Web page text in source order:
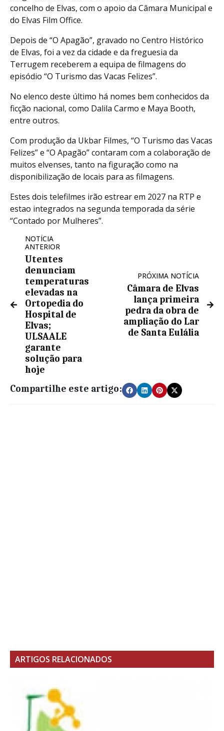
concelho de Elvas, com o apoio da Câmara Municipal e
do Elvas Film Office.
Depois de “O Apagão”, gravado no Centro Histórico
de Elvas, foi a vez da cidade e da freguesia da
Terrugem receberem a equipa de filmagens do
episódio “O Turismo das Vacas Felizes”.
No elenco deste último há nomes bem conhecidos da
ficção nacional, como Dalila Carmo e Maya Booth,
entre outros.
Com produção da Ukbar Filmes, “O Turismo das Vacas
Felizes” e “O Apagão” contaram com a colaboração de
muitos elvenses, tanto na figuração como na
disponibilização de locais para as filmagens.
Estes dois telefilmes irão estrear em 2027 na RTP e
estao integrados na segunda temporada da série
“Contado por Mulheres”.
NOTÍCIA
ANTERIOR
Utentes
denunciam
temperaturas
elevadas na
Ortopedia do
Hospital de
Elvas;
ULSAALE
garante
solução para
hoje
PRÓXIMA NOTÍCIA
Câmara de Elvas
lança primeira
pedra da obra de
ampliação do Lar
de Santa Eulália
Compartilhe este artigo:
ARTIGOS RELACIONADOS